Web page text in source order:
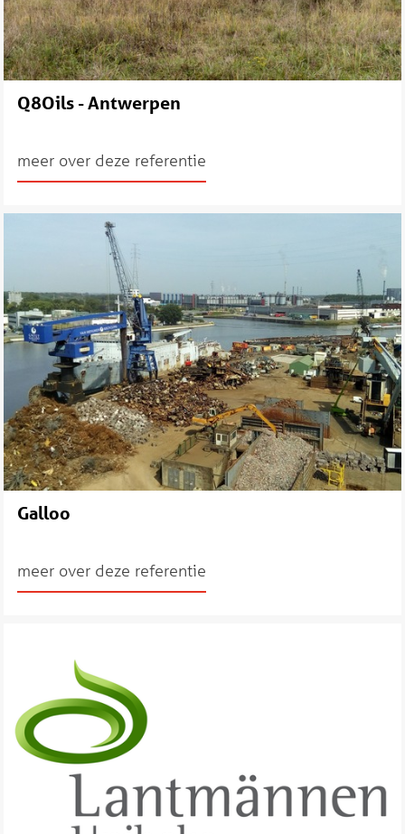
Q8Oils - Antwerpen
meer over deze referentie
Galloo
meer over deze referentie